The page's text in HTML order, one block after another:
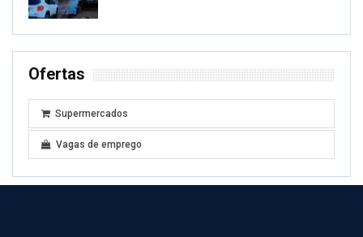
Ofertas
Supermercados
Vagas de emprego